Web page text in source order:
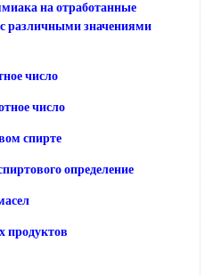
на отработанные
различными значениями
число
число
спирте
определение
продуктов